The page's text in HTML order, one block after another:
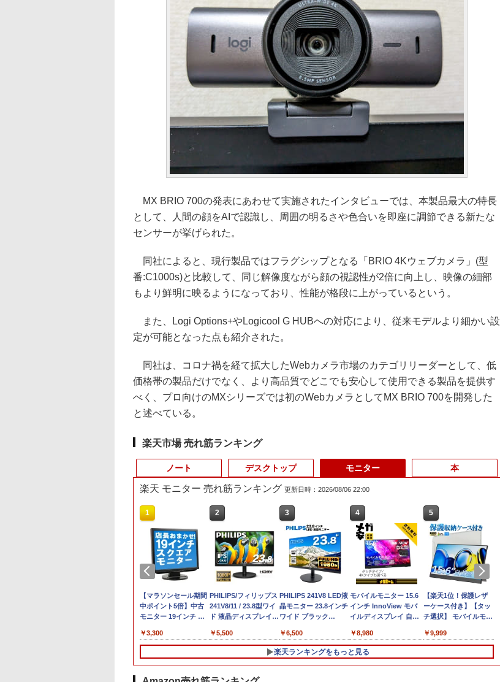
MX BRIO 700の発表にあわせて実施されたインタビューでは、本製品最大の特長
として、人間の顔をAIで認識し、周囲の明るさや色合いを即座に調節できる新たな
センサーが挙げられた。
同社によると、現行製品ではフラグシップとなる「BRIO 4Kウェブカメラ」(型
番:C1000s)と比較して、同じ解像度ながら顔の視認性が2倍に向上し、映像の細部
もより鮮明に映るようになっており、性能が格段に上がっているという。
また、Logi Options+やLogicool G HUBへの対応により、従来モデルより細かい設
定が可能となった点も紹介された。
同社は、コロナ禍を経て拡大したWebカメラ市場のカテゴリリーダーとして、低
価格帯の製品だけでなく、より高品質でどこでも安心して使用できる製品を提供す
べく、プロ向けのMXシリーズでは初のWebカメラとしてMX BRIO 700を開発した
と述べている。
楽天市場 売れ筋ランキング
ノート
1
【中古】第4世代 Core
i3搭載ノートパソコン
500GB 4GBメモリ
15.6インチ Wi-Fi
【Windows10】 MS
365 Office Web 注目
￥8,800
2
中古パソコン | Lenovo
| ThinkPad L570 |
Windows11 | ノート
| Core i5 7200U 2.5(～
最大3.1)GHz |
MEM:8GB |
ルチ | 無線LAN:あり |
￥9,980
3
中古ノートパソコン 富
士通 LIFEBOOK U938
第7世代 Core i5
2024付き メモリ8GB
SSD256GB/1TB選択可
13.3型 軽量 モバイル
￥12,980
4
8月5日限定10倍＆抽選
10000P！｜2021年モ
デル！高性能ノートパ
士通 LIFEBOOK
A5511 第11世代
Celeron 6305U最大メ
￥15,120
5
マイクロソフト 法人向
け Surface Pro 12 イン
チ キーボード ストー
￥25,278
デスクトップ
1
Magic Trackpad 2 用
トラックパッド 保護フ
ィルム OverLay
Trackpad 2保護 フィ
ルム シート シール フ
ィルター アンチグレア
射 タッチパッド トラ
￥998
2
【★ランキング第1位
獲得商品!!★】 デスク
トップパソコン ★店長
Windows11 Office付
第六世代 Core-i5
Core-i7 変更可 八世代
SSD128GB DVDドラ
￥15,800
3
【中古デスクトップ
PC】ESPRIMO
D588/CX
i3-8100 / 8GB / 2.5"
SSD 240GB /
Windows 11 / WPS
￥16,980
4
ミニPC Dell HP
Lenovo 高速CPU 第8
世代 Corei3/i5-8500T
SSD1TB 二画面デュア
ル アウトレット オフ
ィス付き 最新
￥17,888
5
FUJITSU/富士通
ESPRIMO
D7010/E【GTX1650/Intel
10500/8GB(DDR4)/M.2
SSD512GB/DVD-
RW/Win11 Pro-64bit】
￥33,000
モニター
楽天 モニター 売れ筋ランキング 更新日時：2026/08/06 22:00
1
【マラソンセール期間
中ポイント5倍】中古
モニター 19インチ ス
イ VGA / DVI端子 店長
おまかせ ケーブル付き
サブモニターにおすす
保証 送料無料
￥3,300
2
PHILIPS/フィリップス
241V8/11 / 23.8型ワイ
ド 液晶ディスプレイ
標準添付【中古/送料無
料】※沖縄、離島を除
く
￥5,500
3
PHILIPS 241V8 LED液
晶モニター 23.8インチ
ワイド ブラック
HD）16:9 IPSパネル
非光沢 ノングレア 液
晶ディスプレイ HDMI
￥6,500
4
モバイルモニター 15.6
インチ InnoView モバ
イルディスプレイ 自立
タブルモニター IPS液晶
パネル 薄型 軽量 持ち運
び 壁掛けに対応
￥8,980
5
【楽天1位！保護レザ
ーケース付き】【タッ
チ選択】 モバイルモニ
レア 非光沢 1080Pフル
HD コスパ 高画質 デュ
アルモニター サブモニ
￥9,999
楽天ランキングをもっと見る
本